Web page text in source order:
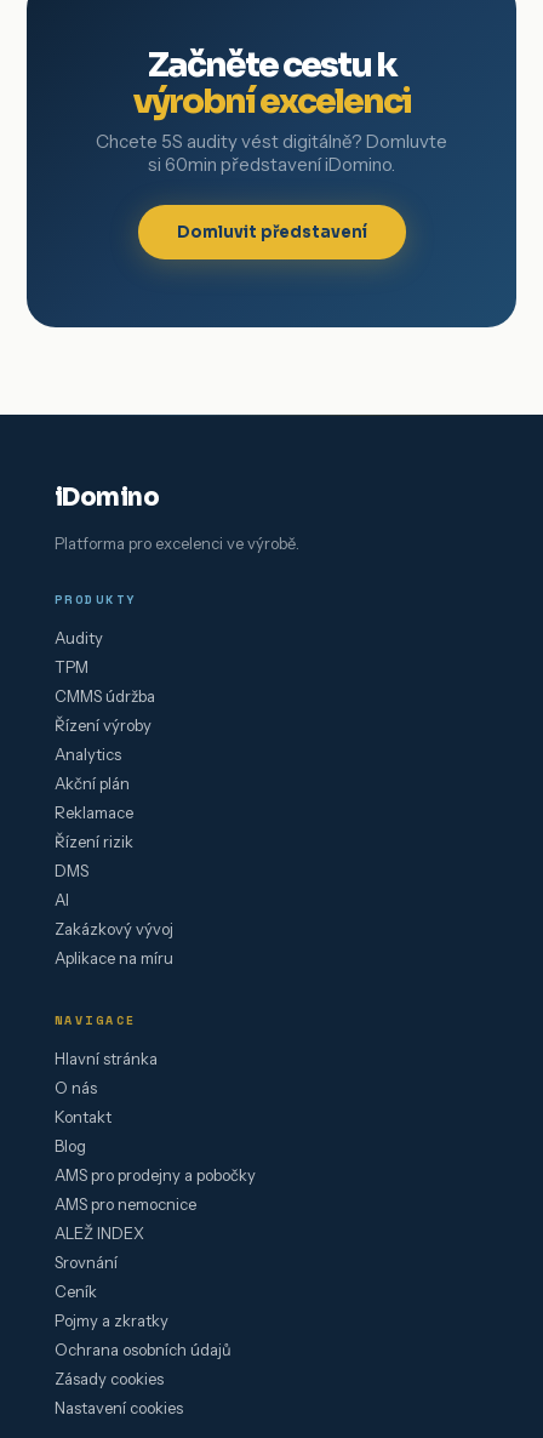
Začněte cestu k
výrobní excelenci
Chcete 5S audity vést digitálně? Domluvte
si 60min představení iDomino.
Domluvit představení
iDomino
Platforma pro excelenci ve výrobě.
PRODUKTY
Audity
TPM
CMMS údržba
Řízení výroby
Analytics
Akční plán
Reklamace
Řízení rizik
DMS
AI
Zakázkový vývoj
Aplikace na míru
NAVIGACE
Hlavní stránka
O nás
Kontakt
Blog
AMS pro prodejny a pobočky
AMS pro nemocnice
ALEŽ INDEX
Srovnání
Ceník
Pojmy a zkratky
Ochrana osobních údajů
Zásady cookies
Nastavení cookies